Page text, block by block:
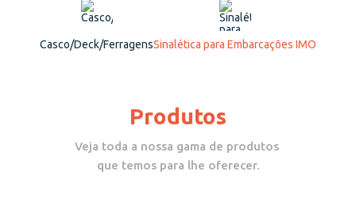
Casco/Deck/FerragensSinalética para Embarcações IMO
Produtos
Veja toda a nossa gama de produtos
que temos para lhe oferecer.